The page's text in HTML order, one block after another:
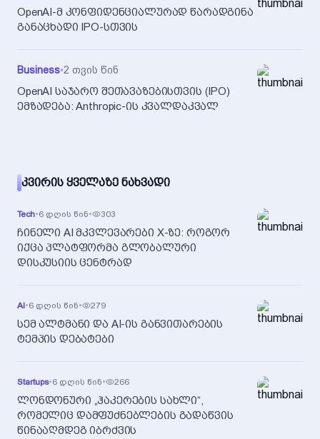
OpenAI-მ კონფიდენციალურად წარადგინა
განაცხადი IPO-სთვის
Business•2 თვის წინ
OpenAI საჯარო შეთავაზებისთვის (IPO)
ემზადება: Anthropic-ის კვალდაკვალ
ᲙᲕᲘᲠᲘᲡ ᲧᲕᲔᲚᲐᲖᲔ ᲜᲐᲮᲕᲐᲓᲘ
Tech•6 დღის წინ• 303
ჩინელი AI მკვლევარები X-ზე: როგორ
იქცა პლატფორმა გლობალური
დისკუსიის ცენტრად
AI•6 დღის წინ• 279
სემ ალტმანი და AI-ის განვითარების
ტემპის დებატები
Startups•6 დღის წინ• 266
ლონდონური „ჰაკერების სახლი“,
რომელიც დამფუძნებლების გადაწვის
წინააღმდეგ იბრძვის